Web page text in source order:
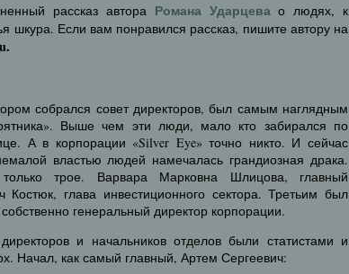
рассказ автора Романа Ударцева о людях, к
шкура. Если вам понравился рассказ, пишите автору на
собрался совет директоров, был самым наглядным
Выше чем эти люди, мало кто забирался по
А в корпорации «Silver Eye» точно никто. И сейчас
властью людей намечалась грандиозная драка.
только трое. Варвара Марковна Шлицова, главный
глава инвестиционного сектора. Третьим был
генеральный директор корпорации.
и начальников отделов были статистами и
Начал, как самый главный, Артем Сергеевич: